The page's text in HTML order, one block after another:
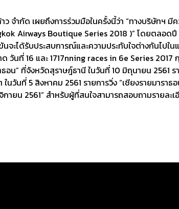
ำกัด เผยถึงการร่วมมือในครั้งนี้ว่า “ทางบริษัทฯ
Airways Boutique Series 2018 )” โดยตลอด
จะได้รับประสบการณ์และความประทับใจต่างกันไปใ
วันที่ 16 และ 1717nning races in 6e Series
น” ที่จังหวัดสุราษฎ์ธานี ในวันที่ 10 มิถุนายน 2561
วันที่ 5 สิงหาคม 2561 รายการวิ่ง “เชียงรายมารา
ายน 2561” สำหรับผู้ที่สนใจสามารถสอบถามรายล